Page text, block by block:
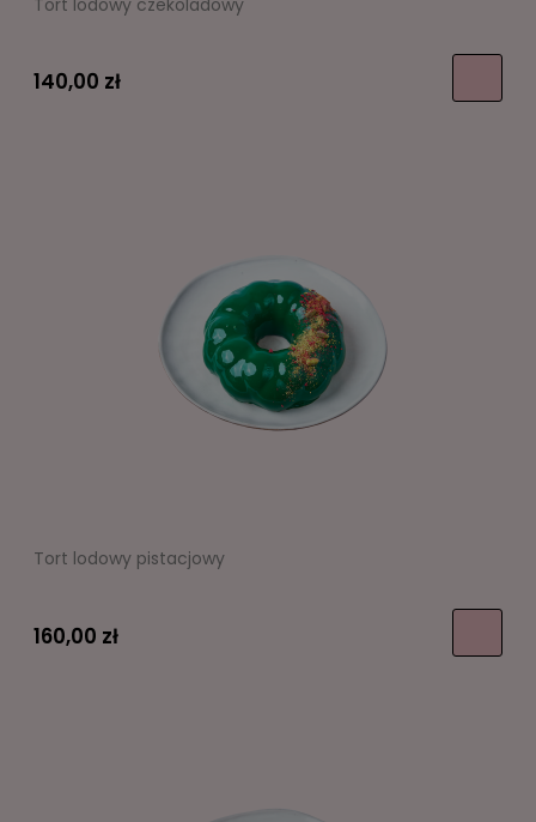
140,00 zł
Tort lodowy pistacjowy
160,00 zł